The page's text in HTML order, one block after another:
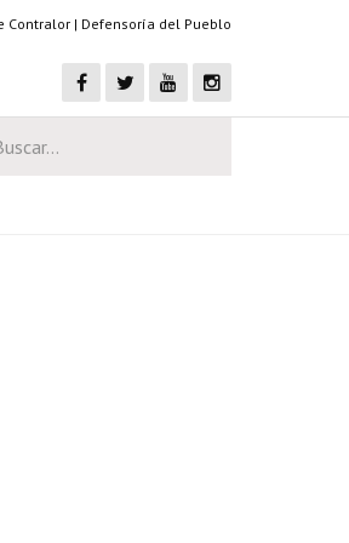
Contralor | Defensoría del Pueblo